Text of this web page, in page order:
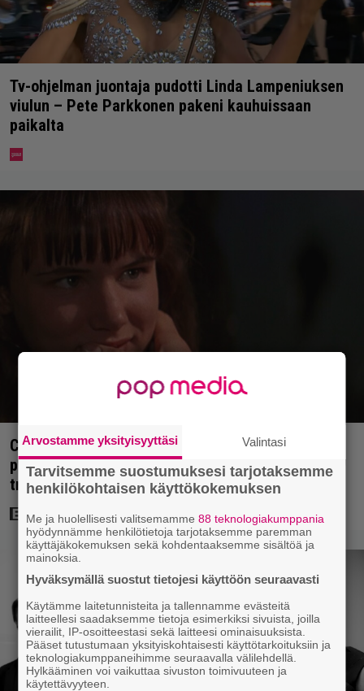
Tv-ohjelman juontaja pudotti Linda Lampeniuksen
viulun – Pete Parkkonen pakeni kauhuissaan
paikalta
Cape Fear -näyttelijä muisteli Robert De Niron
paneutumista rooliinsa – ”Hän puhui kielillä ja
trailerissa oli urkuri”
Arvostamme yksityisyyttäsi Valintasi
Tarvitsemme suostumuksesi tarjotaksemme
henkilökohtaisen käyttökokemuksen
Me ja huolellisesti valitsemamme88 teknologiakumppania
hyödynnämme henkilötietoja tarjotaksemme paremman
käyttäjäkokemuksen sekä kohdentaaksemme sisältöä ja
mainoksia.
Hyväksymällä suostut tietojesi käyttöön seuraavasti
Käytämme laitetunnisteita ja tallennamme evästeitä
laitteellesi saadaksemme tietoja esimerkiksi sivuista, joilla
vierailit, IP-osoitteestasi sekä laitteesi ominaisuuksista.
Pääset tutustumaan yksityiskohtaisesti käyttötarkoituksiin ja
teknologiakumppaneihimme seuraavalla välilehdellä.
Hylkääminen voi vaikuttaa sivuston toimivuuteen ja
käytettävyyteen.